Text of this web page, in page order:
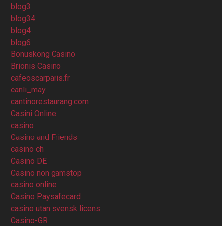
blog3
blog34
blog4
blog6
Bonuskong Casino
Brionis Casino
cafeoscarparis.fr
canli_may
cantinorestaurang.com
Casini Online
casino
Casino and Friends
casino ch
Casino DE
Casino non gamstop
casino online
Casino Paysafecard
casino utan svensk licens
Casino-GR